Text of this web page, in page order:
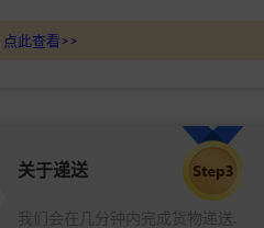
点此查看>>
关于递送
我们会在几分钟内完成货物递送.